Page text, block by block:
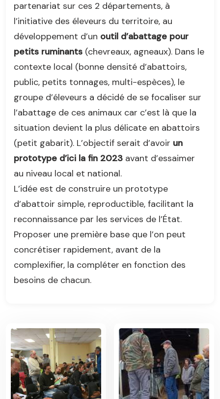
partenariat sur ces 2 départements, à
l’initiative des éleveurs du territoire, au
développement d’un outil d’abattage pour
petits ruminants (chevreaux, agneaux). Dans le
contexte local (bonne densité d’abattoirs,
public, petits tonnages, multi-espèces), le
groupe d’éleveurs a décidé de se focaliser sur
l’abattage de ces animaux car c’est là que la
situation devient la plus délicate en abattoirs
(petit gabarit). L’objectif serait d’avoir un
prototype d’ici la fin 2023 avant d’essaimer
au niveau local et national.
L’idée est de construire un prototype
d’abattoir simple, reproductible, facilitant la
reconnaissance par les services de l’État.
Proposer une première base que l’on peut
concrétiser rapidement, avant de la
complexifier, la compléter en fonction des
besoins de chacun.